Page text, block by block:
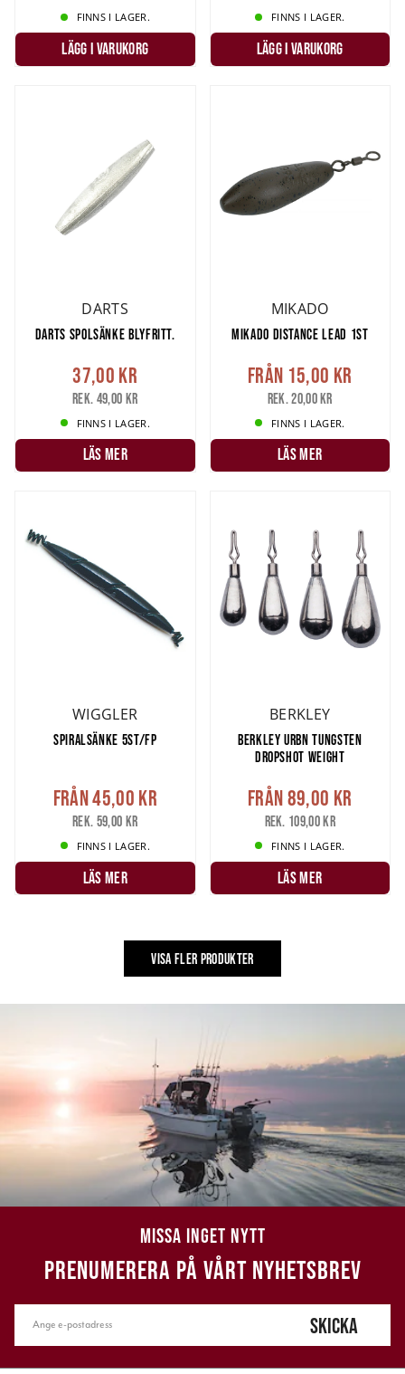
FINNS I LAGER.
LÄGG I VARUKORG
FINNS I LAGER.
LÄGG I VARUKORG
DARTS
DARTS SPOLSÄNKE BLYFRITT.
37,00 kr
Rek. 49,00 kr
FINNS I LAGER.
LÄS MER
MIKADO
MIKADO DISTANCE LEAD 1ST
Från 15,00 kr
Rek. 20,00 kr
FINNS I LAGER.
LÄS MER
WIGGLER
SPIRALSÄNKE 5ST/FP
Från45,00 kr
Rek. 59,00 kr
FINNS I LAGER.
LÄS MER
BERKLEY
BERKLEY URBN TUNGSTEN
DROPSHOT WEIGHT
Från89,00 kr
Rek. 109,00 kr
FINNS I LAGER.
LÄS MER
VISA FLER PRODUKTER
MISSA INGET NYTT
PRENUMERERA PÅ VÅRT NYHETSBREV
SKICKA